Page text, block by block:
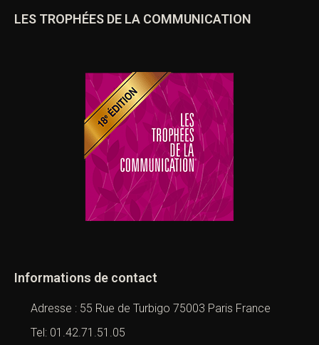
LES TROPHÉES DE LA COMMUNICATION
Informations de contact
Adresse : 55 Rue de Turbigo 75003 Paris France
Tel: 01.42.71.51.05